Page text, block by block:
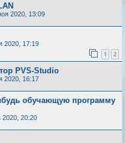
2020, 13:09
2020, 17:19
1 2
PVS-Studio
2020, 16:17
обучающую программу
2020, 20:20